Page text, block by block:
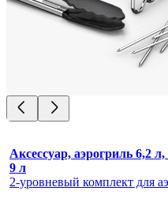
Аксессуар, аэрогриль 6,2 л,
9 л
2-уровневый комплект для